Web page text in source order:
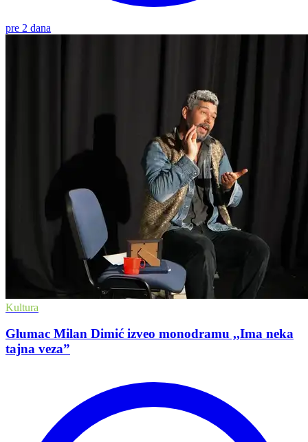
pre 2 dana
Kultura
Glumac Milan Dimić izveo monodramu ,,Ima neka
tajna veza”